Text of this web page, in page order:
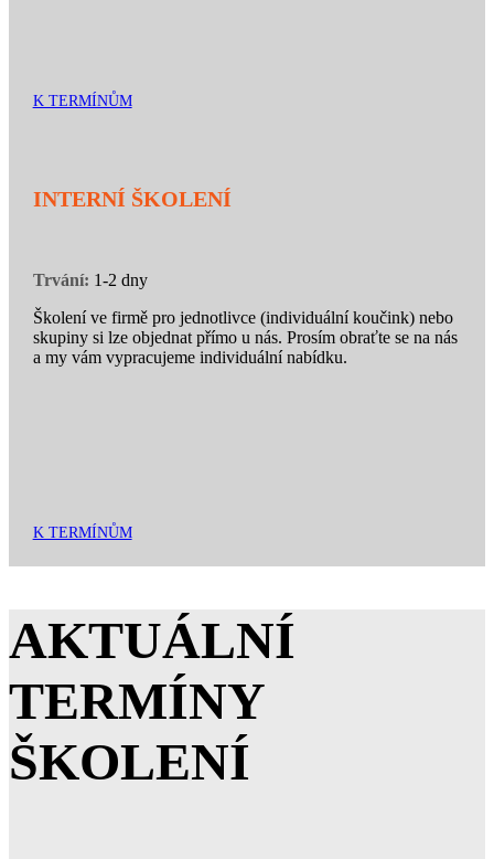
K TERMÍNŮM
INTERNÍ ŠKOLENÍ
Trvání: 1-2 dny
Školení ve firmě pro jednotlivce (individuální koučink) nebo
skupiny si lze objednat přímo u nás. Prosím obraťte se na nás
a my vám vypracujeme individuální nabídku.
K TERMÍNŮM
AKTUÁLNÍ
TERMÍNY
ŠKOLENÍ